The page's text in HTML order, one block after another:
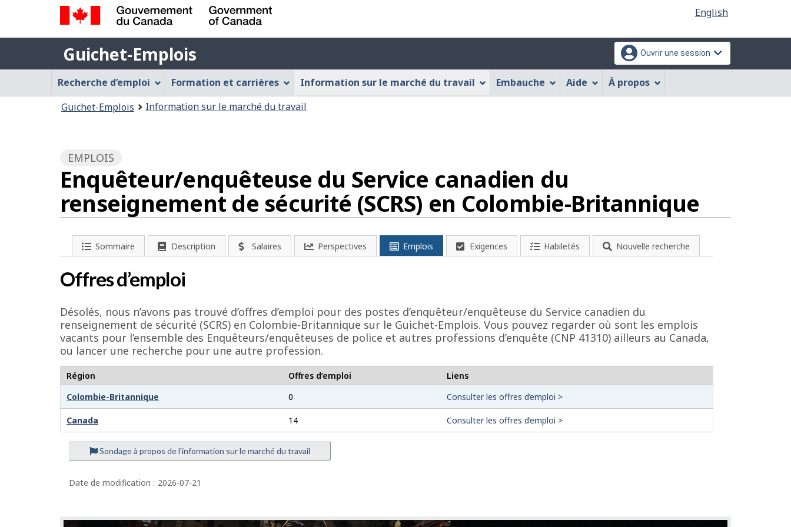
de
cette
application
HTML
simplifiée
Sélection
de
la
langue
English
Gouvernement
du
Canada
/
Government
of
Guichet-
Emplois
Guichet-Emplois
des
paramètres
Ouvrir une session
Menu
Guichet-
Emplois
Recherche d’emploi Formation et carrières Information sur le marché du travail Embauche Aide À propos
Guichet-Emplois Information sur le marché du travail
EMPLOIS
Enquêteur/enquêteuse du Service canadien du
renseignement de sécurité (SCRS) en Colombie-Britannique
Sommaire Description Salaires Perspectives Emplois Exigences Habiletés Nouvelle recherche
Offres d’emploi
Désolés, nous n’avons pas trouvé d’offres d’emploi pour des postes d’enquêteur/enquêteuse du Service canadien du
renseignement de sécurité (SCRS) en Colombie-Britannique sur le Guichet-Emplois. Vous pouvez regarder où sont les emplois
vacants pour l’ensemble des Enquêteurs/enquêteuses de police et autres professions d’enquête (CNP 41310) ailleurs au Canada,
ou lancer une recherche pour une autre profession.
Région Offres d’emploi
Liens
Colombie-Britannique
0 Consulter les offres d’emploi >
Canada 14 Consulter les offres d’emploi >
Sondage à propos de l’information sur le marché du travail
D
é
t
a
i
l
s
d
e
l
a
g
Date de modification : 2026-07-21